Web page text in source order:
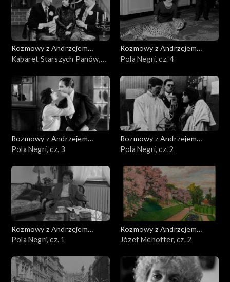
Rozmowy z Andrzejem
Doboszem
Kabaret Starszych Panów,
Rozmowy z Andrzejem
Doboszem
Pola Negri, cz. 4
Rozmowy z Andrzejem
Doboszem
Pola Negri, cz. 3
Rozmowy z Andrzejem
Doboszem
Pola Negri, cz. 2
Rozmowy z Andrzejem
Doboszem
Pola Negri, cz. 1
Rozmowy z Andrzejem
Doboszem
Józef Mehoffer, cz. 2